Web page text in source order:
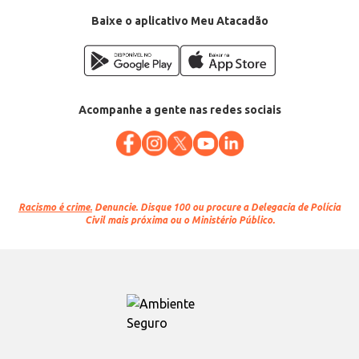
Baixe o aplicativo Meu Atacadão
Acompanhe a gente nas redes sociais
Racismo é crime. Denuncie. Disque 100 ou procure a Delegacia de Polícia
Civil mais próxima ou o Ministério Público.